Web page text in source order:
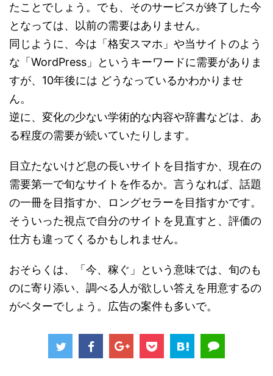
たことでしょう。でも、そのサービスが終了した今
となっては、以前の需要はありません。
同じように、今は「格安スマホ」や当サイトのよう
な「WordPress」というキーワードに需要がありま
すが、10年後には どうなっているかわかりませ
ん。
逆に、変化の少ない学術的な内容や辞書などは、あ
る程度の需要が続いていたりします。
目立たないけど息の長いサイトを目指すか、現在の
需要第一で旬なサイトを作るか。言うなれば、話題
の一冊を目指すか、ロングセラーを目指すかです。
そういった視点で自分のサイトを見直すと、評価の
仕方も違ってくるかもしれません。
おそらくは、「今、稼ぐ」という意味では、旬のも
のに寄り添い、調べる人が欲しい答えを用意するの
がベターでしょう。広告の案件も多いで。